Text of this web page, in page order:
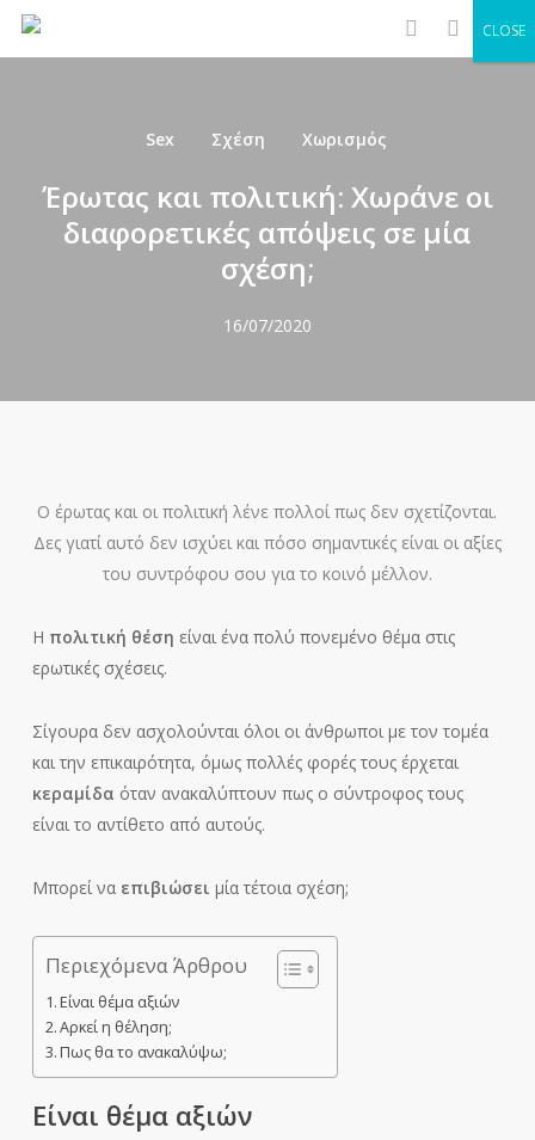
Skip
search
Sex Σχέση Χωρισμός
Έρωτας και πολιτική: Χωράνε οι
διαφορετικές απόψεις σε μία
σχέση;
16/07/2020
O έρωτας και οι πολιτική λένε πολλοί πως δεν σχετίζονται.
Δες γιατί αυτό δεν ισχύει και πόσο σημαντικές είναι οι αξίες
του συντρόφου σου για το κοινό μέλλον.
Η πολιτική θέση είναι ένα πολύ πονεμένο θέμα στις
ερωτικές σχέσεις.
Σίγουρα δεν ασχολούνται όλοι οι άνθρωποι με τον τομέα
και την επικαιρότητα, όμως πολλές φορές τους έρχεται
κεραμίδα όταν ανακαλύπτουν πως ο σύντροφος τους
είναι το αντίθετο από αυτούς.
Μπορεί να επιβιώσει μία τέτοια σχέση;
Περιεχόμενα Άρθρου
Είναι θέμα αξιών
Αρκεί η θέληση;
Πως θα το ανακαλύψω;
Είναι θέμα αξιών
CLOSE